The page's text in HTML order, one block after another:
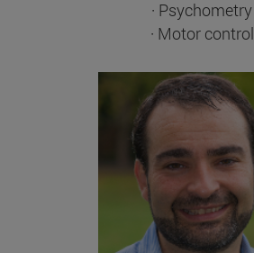
· Psychometry
· Motor control